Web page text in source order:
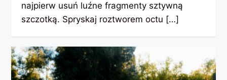
najpierw usuń luźne fragmenty sztywną
szczotką. Spryskaj roztworem octu […]